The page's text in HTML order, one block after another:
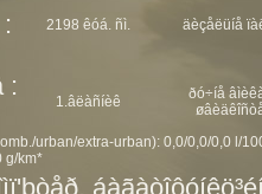
2198 êóá. ñì. äèçåëüíå
:
1.âëàñíèê
ðó÷íå
urban/extra-urban): 0,0/0,0/0,0 l/
g/km*